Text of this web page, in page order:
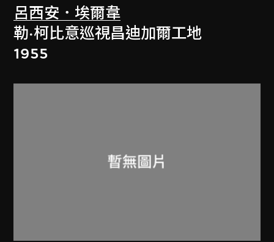
呂西安．埃爾韋
勒·柯比意巡視昌迪加爾工地
1955